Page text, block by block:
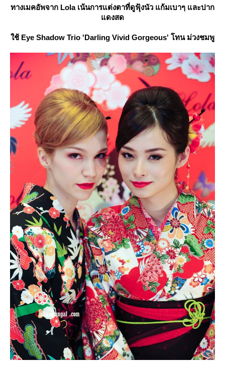
ทางเมคอัพจาก Lola เน้นการแต่งตาที่ดูฟุ้งนัว แก้มเบาๆ และปาก
ดงสด
ช้ Eye Shadow Trio 'Darling Vivid Gorgeous' โทน ม่วงชมพู